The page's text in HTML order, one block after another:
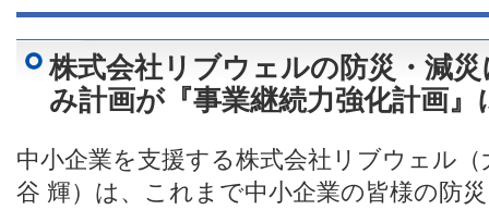
株式会社リブウェルの防災・減
み計画が『事業継続力強化計画』
中小企業を支援する株式会社リブウェル
谷 輝）は、これまで中小企業の皆様の防